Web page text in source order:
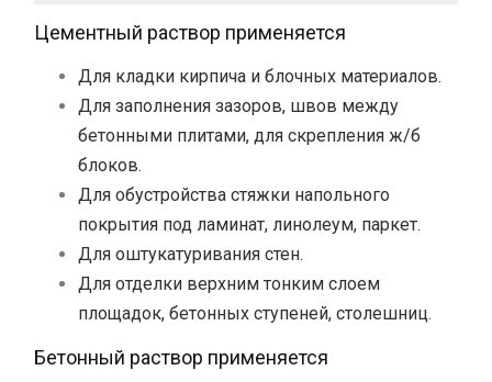
Цементный раствор применяется
Для кладки кирпича и блочных материалов.
Для заполнения зазоров, швов между
бетонными плитами, для скрепления ж/б
блоков.
Для обустройства стяжки напольного
покрытия под ламинат, линолеум, паркет.
Для оштукатуривания стен.
Для отделки верхним тонким слоем
площадок, бетонных ступеней, столешниц.
Бетонный раствор применяется